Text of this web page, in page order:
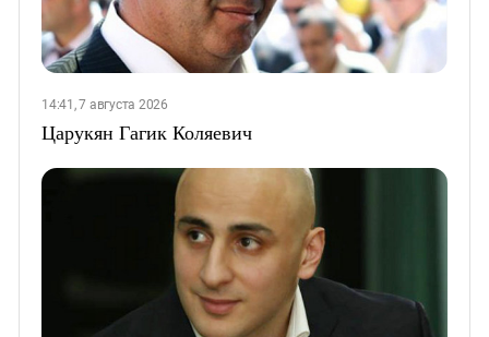
14:41, 7 августа 2026
Царукян Гагик Коляевич